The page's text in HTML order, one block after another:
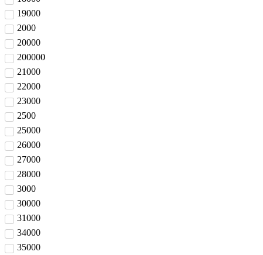
19000
2000
20000
200000
21000
22000
23000
2500
25000
26000
27000
28000
3000
30000
31000
34000
35000